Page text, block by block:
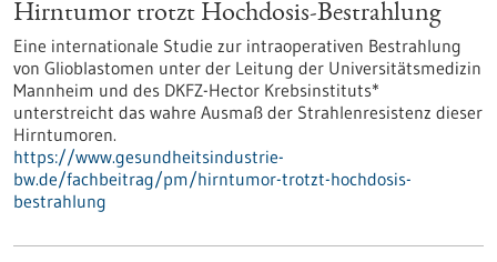
Hirntumor trotzt Hochdosis-Bestrahlung
Eine internationale Studie zur intraoperativen Bestrahlung
von Glioblastomen unter der Leitung der Universitätsmedizin
Mannheim und des DKFZ-Hector Krebsinstituts*
unterstreicht das wahre Ausmaß der Strahlenresistenz dieser
Hirntumoren.
https://www.gesundheitsindustrie-
bw.de/fachbeitrag/pm/hirntumor-trotzt-hochdosis-
bestrahlung